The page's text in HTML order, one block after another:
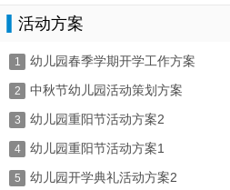
活动方案
1
幼儿园春季学期开学工作方案
2
中秋节幼儿园活动策划方案
3
幼儿园重阳节活动方案2
4
幼儿园重阳节活动方案1
5 幼儿园开学典礼活动方案2